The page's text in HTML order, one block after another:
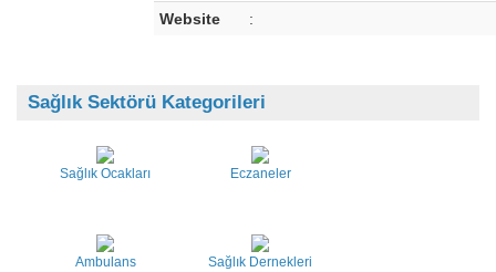
Website
:
Sağlık Sektörü Kategorileri
Sağlık Ocakları Eczaneler
Ambulans
Sağlık Dernekleri